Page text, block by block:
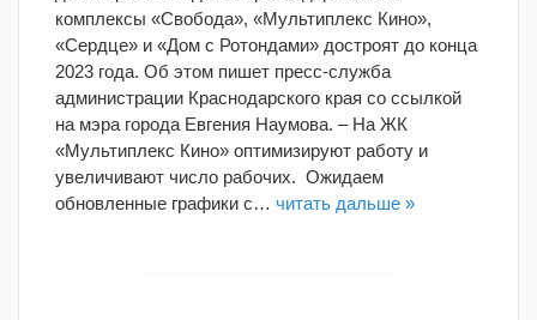
комплексы «Свобода», «Мультиплекс Кино»,
«Сердце» и «Дом с Ротондами» достроят до конца
2023 года. Об этом пишет пресс-служба
администрации Краснодарского края со ссылкой
на мэра города Евгения Наумова. – На ЖК
«Мультиплекс Кино» оптимизируют работу и
увеличивают число рабочих. Ожидаем
обновленные графики с… читать дальше »